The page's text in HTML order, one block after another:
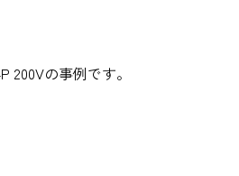
200Vの事例です。